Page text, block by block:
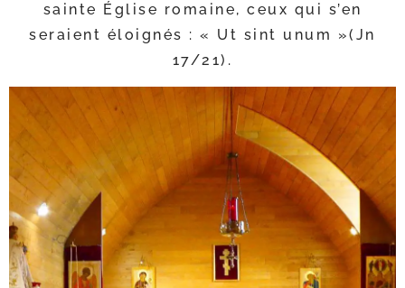
sainte Église romaine, ceux qui s’en
seraient éloi­gnés : « Ut sint unum »(Jn
17/​21).